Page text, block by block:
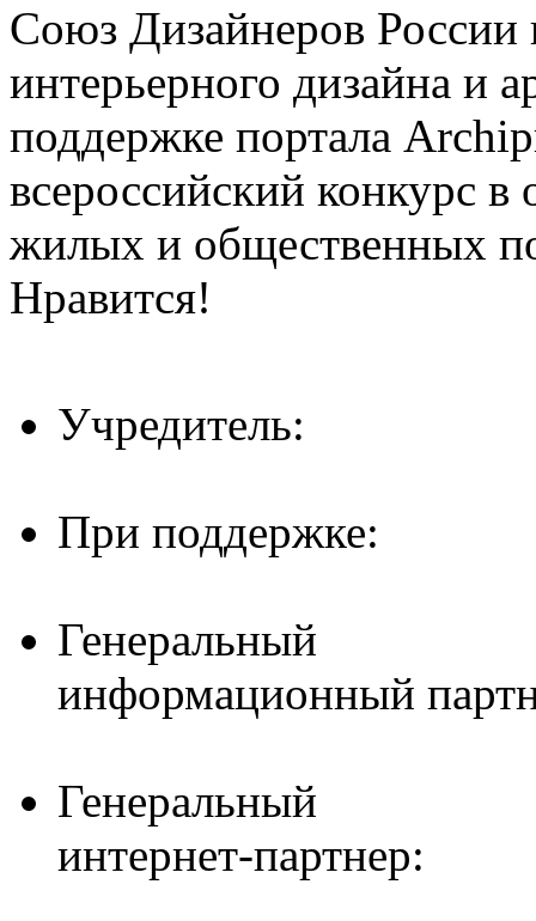
Союз Дизайнеров России
интерьерного дизайна и
поддержке портала
всероссийский конкурс в
жилых и общественных
Нравится!
Учредитель:
При поддержке:
Генеральный
информационный
Генеральный
интернет-партнер: